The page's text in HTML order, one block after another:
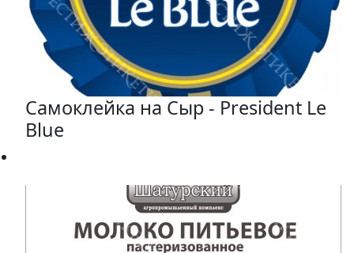
Самоклейка на Сыр - President Le
Blue